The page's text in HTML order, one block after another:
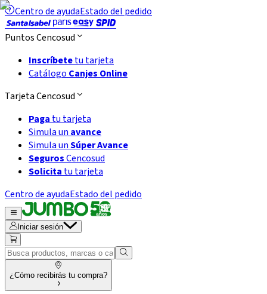
Centro de ayudaEstado del pedido
Puntos Cencosud
Inscríbetetu tarjeta
Catálogo Canjes Online
Tarjeta Cencosud
Paga tu tarjeta
Simula un avance
Simula unSúper Avance
SegurosCencosud
Solicita tu tarjeta
Centro de ayudaEstado del pedido
Iniciar sesión
¿Cómo recibirás tu compra?